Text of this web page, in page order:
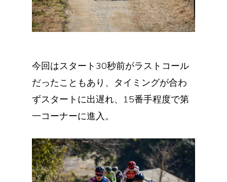
今回はスタート30秒前がラストコール
だったこともあり、タイミングが合わ
ずスタートに出遅れ、15番手程度で第
一コーナーに進入。